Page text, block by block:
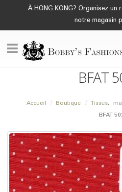
À HONG KONG? Organisez
notre magasin
BFAT
Accueil Boutique Tissus,
BFAT